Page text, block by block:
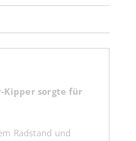
Kipper sorgte für
Radstand und